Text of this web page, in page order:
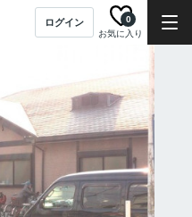
ログイン
お気に入り
0